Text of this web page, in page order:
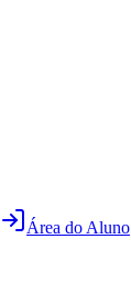
Área do Aluno